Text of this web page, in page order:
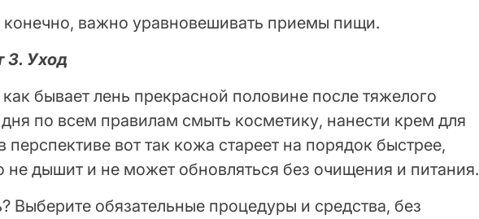
важно уравновешивать приемы пищи.
3. Уход
бывает лень прекрасной половине после тяжелого
дня по всем правилам смыть косметику, нанести крем для
перспективе вот так кожа стареет на порядок быстрее,
не дышит и не может обновляться без очищения и питания.
Выберите обязательные процедуры и средства, без